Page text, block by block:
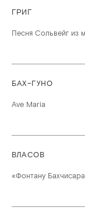
ГРИГ
Песня Сольвейг из
БАХ–ГУНО
Ave Maria
ВЛАСОВ
«Фонтану